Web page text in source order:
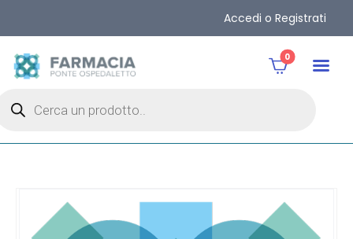
Accedi o Registrati
0